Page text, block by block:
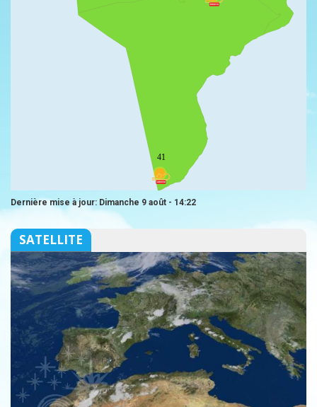
41
Dernière mise à jour: Dimanche 9 août - 14:22
SATELLITE